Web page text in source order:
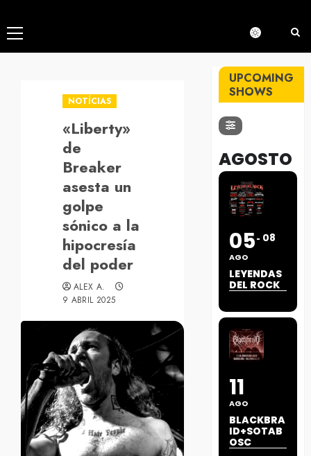
Menú
principal
NOTÍCIAS
«Liberty»
de
Breaker
asesta un
golpe
sónico a la
hipocresía
del poder
ALEX A.
9 ABRIL 2025
UPCOMING
SHOWS
AGOSTO
05
AGO
08
LEYENDAS
DEL ROCK
11
AGO
BLACKBRA
ID+SOTAB
OSC